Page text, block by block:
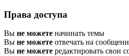
Права доступа
Вы не можете начинать темы
Вы не можете отвечать на
Вы не можете редактировать свои